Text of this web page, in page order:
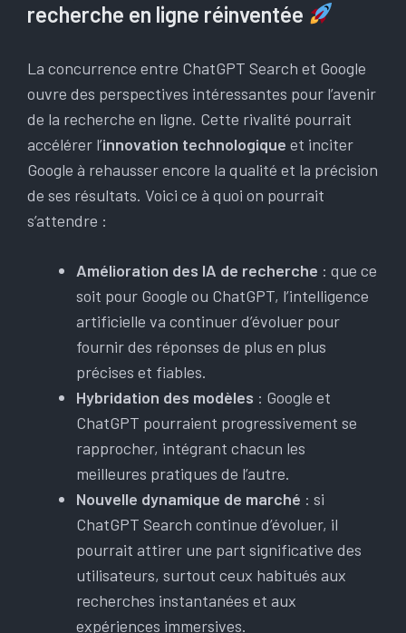
recherche en ligne réinventée
La concurrence entre ChatGPT Search et Google
ouvre des perspectives intéressantes pour l’avenir
de la recherche en ligne. Cette rivalité pourrait
accélérer l’innovation technologique et inciter
Google à rehausser encore la qualité et la précision
de ses résultats. Voici ce à quoi on pourrait
s’attendre :
Amélioration des IA de recherche : que ce
soit pour Google ou ChatGPT, l’intelligence
artificielle va continuer d’évoluer pour
fournir des réponses de plus en plus
précises et fiables.
Hybridation des modèles : Google et
ChatGPT pourraient progressivement se
rapprocher, intégrant chacun les
meilleures pratiques de l’autre.
Nouvelle dynamique de marché : si
ChatGPT Search continue d’évoluer, il
pourrait attirer une part significative des
utilisateurs, surtout ceux habitués aux
recherches instantanées et aux
expériences immersives.